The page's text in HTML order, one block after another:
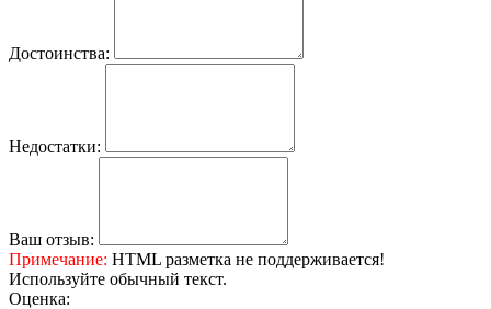
Достоинства:
Недостатки:
Ваш отзыв:
Примечание: HTML разметка не поддерживается!
Используйте обычный текст.
Оценка: